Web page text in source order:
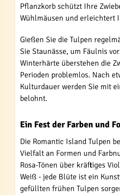
Pflanzkorb schützt Ihre
Wühlmäusen und erleichtert
Gießen Sie die Tulpen
Sie Staunässe, um Fäulnis
Winterhärte überstehen die
Perioden problemlos. Nach
Kulturdauer werden Sie mit
belohnt.
Ein Fest der Farben und
Die Romantic Island Tulpen
Vielfalt an Formen und
Rosa-Tönen über kräftiges
Weiß - jede Blüte ist ein
gefüllten frühen Tulpen